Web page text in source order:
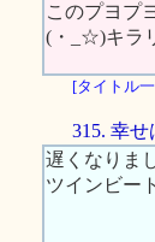
このプヨプ
(・_☆)キラ
[タイトル
315. 幸せ
遅くなりま
ツインビー